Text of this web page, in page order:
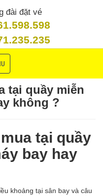
đài đặt vé
tại quầy miễn
không ?
tại quầy
bay hay
khoảng tại sân bay và câu